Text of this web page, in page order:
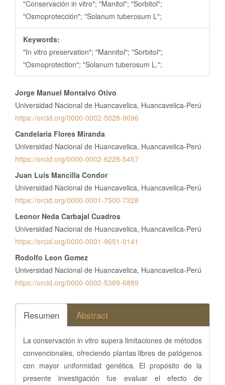
"Conservación in vitro"; "Manitol"; "Sorbitol";
"Osmoprotección"; "Solanum tuberosum L";
Keywords:
"In vitro preservation"; "Mannitol"; "Sorbitol";
"Osmoprotection"; "Solanum tuberosum L.";
Contenido
principal
del
artículo
Jorge Manuel Montalvo Otivo
Universidad Nacional de Huancavelica, Huancavelica-Perú
https://orcid.org/0000-0002-5028-9696
Candelaria Flores Miranda
Universidad Nacional de Huancavelica, Huancavelica-Perú
https://orcid.org/0000-0002-6228-5457
Juan Luis Mancilla Condor
Universidad Nacional de Huancavelica, Huancavelica-Perú
https://orcid.org/0000-0001-7500-7328
Leonor Neda Carbajal Cuadros
Universidad Nacional de Huancavelica, Huancavelica-Perú
https://orcid.org/0000-0001-9651-0141
Rodolfo Leon Gomez
Universidad Nacional de Huancavelica, Huancavelica-Perú
https://orcid.org/0000-0002-5389-6889
Resumen Abstract
La conservación in vitro supera limitaciones de métodos
convencionales, ofreciendo plantas libres de patógenos
con mayor uniformidad genética. El propósito de la
presente investigación fue evaluar el efecto de